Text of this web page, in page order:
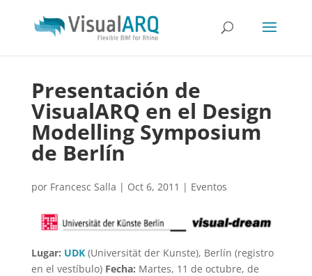
Presentación de
VisualARQ en el Design
Modelling Symposium
de Berlín
por Francesc Salla | Oct 6, 2011 | Eventos
Lugar: UDK (Universität der Kunste), Berlín (registro
en el vestíbulo) Fecha: Martes, 11 de octubre, de